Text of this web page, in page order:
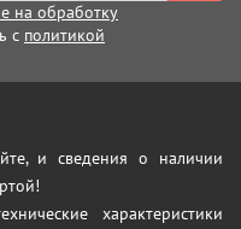
на обработку
с политикой
и сведения о наличии
характеристики